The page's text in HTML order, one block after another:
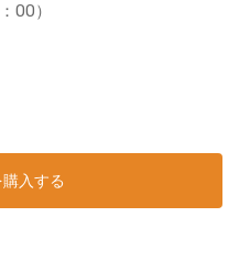
00）
入する